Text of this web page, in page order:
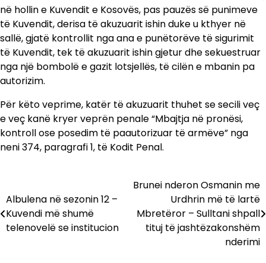
në hollin e Kuvendit e Kosovës, pas pauzës së punimeve
të Kuvendit, derisa të akuzuarit ishin duke u kthyer në
sallë, gjatë kontrollit nga ana e punëtorëve të sigurimit
të Kuvendit, tek të akuzuarit ishin gjetur dhe sekuestruar
nga një bombolë e gazit lotsjellës, të cilën e mbanin pa
autorizim.
Për këto veprime, katër të akuzuarit thuhet se secili veç
e veç kanë kryer veprën penale “Mbajtja në pronësi,
kontroll ose posedim të paautorizuar të armëve” nga
neni 374, paragrafi 1, të Kodit Penal.
te
postimet
Albulena në sezonin 12 –
Kuvendi më shumë
telenovelë se institucion
Brunei nderon Osmanin me
Urdhrin më të lartë
Mbretëror – Sulltani shpall
tituj të jashtëzakonshëm
nderimi